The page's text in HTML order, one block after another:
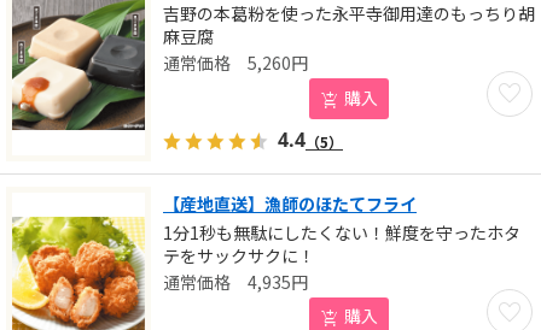
吉野の本葛粉を使った永平寺御用達のもっちり胡
麻豆腐
お気
5,260円
購入
4.4 （5）
【産地直送】漁師のほたてフライ
1分1秒も無駄にしたくない！鮮度を守ったホタ
テをサックサクに！
お気
4,935円
購入